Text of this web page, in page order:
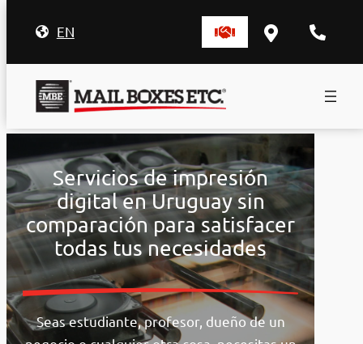
al
contenido
EN
Servicios de impresión
digital en Uruguay sin
comparación para satisfacer
todas tus necesidades
Seas estudiante, profesor, dueño de un